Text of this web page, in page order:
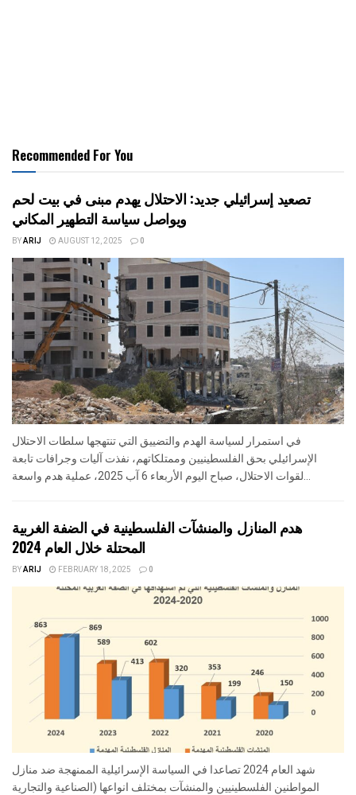
Recommended For You
تصعيد إسرائيلي جديد: الاحتلال يهدم مبنى في بيت لحم
ويواصل سياسة التطهير المكاني
BYARIJ AUGUST 12, 2025 0
في استمرار لسياسة الهدم والتضييق التي تنتهجها سلطات الاحتلال
الإسرائيلي بحق الفلسطينيين وممتلكاتهم، نفذت آليات وجرافات تابعة
هدم المنازل والمنشآت الفلسطينية في الضفة الغربية
المحتلة خلال العام 2024
BYARIJ FEBRUARY 18, 2025 0
شهد العام 2024 تصاعدا في السياسة الإسرائيلية الممنهجة ضد منازل
المواطنين الفلسطينيين والمنشآت بمختلف انواعها (الصناعية والتجارية